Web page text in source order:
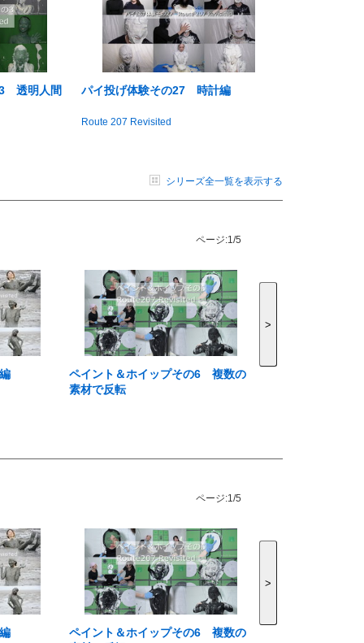
透明人間
パイ投げ体験その27 時計編
Route 207 Revisited
シリーズ全一覧を表示する
ページ:1/5
ペイント＆ホイップその6 複数の
素材で反転
>
ページ:1/5
ペイント＆ホイップその6 複数の
>